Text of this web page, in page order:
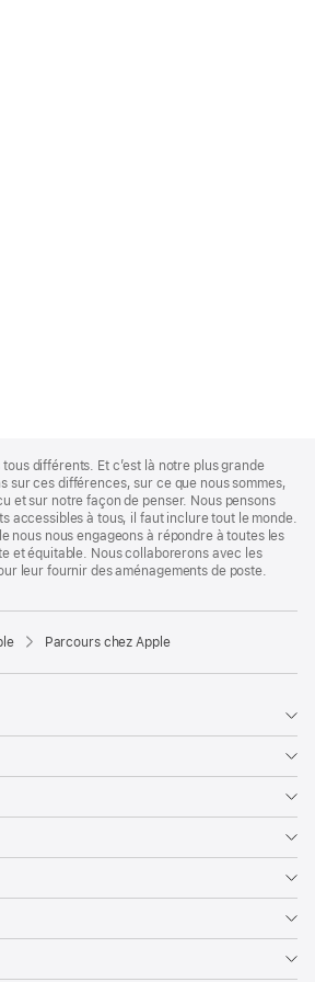
différents. Et c’est là notre plus grande
sur ces différences, sur ce que nous sommes,
et sur notre façon de penser. Nous pensons
accessibles à tous, il faut inclure tout le monde.
nous nous engageons à répondre à toutes les
et équitable. Nous collaborerons avec les
leur fournir des aménagements de poste.
Parcours chez Apple